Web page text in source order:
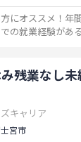
にオススメ！年
の就業経験があ
み残業なし
キャリア
宮市